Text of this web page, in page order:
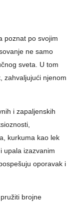
poznat po svojim
ne samo
sveta. U tom
zahvaljujući njenom
i zapaljenskih
kurkuma kao lek
upala izazvanim
oporavak i
brojne